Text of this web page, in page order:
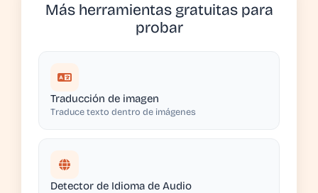
Más herramientas gratuitas para
probar
Traducción de imagen
Traduce texto dentro de imágenes
Detector de Idioma de Audio